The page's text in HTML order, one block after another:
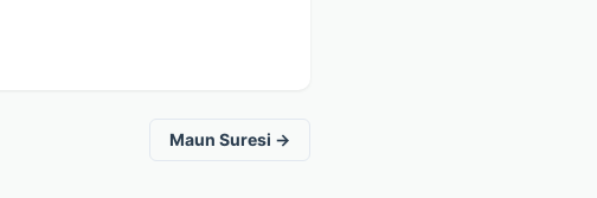
Maun Suresi →